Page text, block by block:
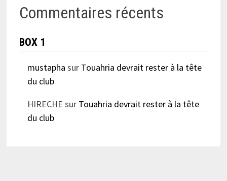
Commentaires récents
BOX 1
mustapha sur Touahria devrait rester à la tête
du club
HIRECHE sur Touahria devrait rester à la tête
du club